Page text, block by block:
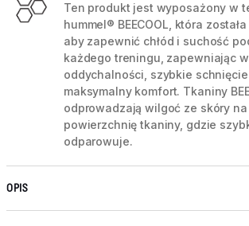
Ten produkt jest wyposażony w
hummel® BEECOOL, która
aby zapewnić chłód i suchość
każdego treningu, zapewniając
oddychalności, szybkie schnięcie
maksymalny komfort. Tkaniny
odprowadzają wilgoć ze skóry na
powierzchnię tkaniny, gdzie
odparowuje.
OPIS